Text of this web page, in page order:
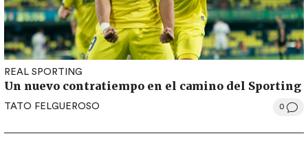
REAL SPORTING
Un nuevo contratiempo en el camino del Sporting
TATO FELGUEROSO 0